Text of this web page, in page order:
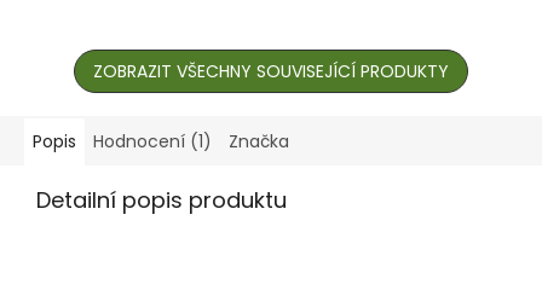
ZOBRAZIT VŠECHNY SOUVISEJÍCÍ PRODUKTY
Popis Hodnocení (1) Značka
Detailní popis produktu